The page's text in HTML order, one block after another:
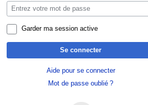
Garder ma session active
Se connecter
Aide pour se connecter
Mot de passe oublié ?